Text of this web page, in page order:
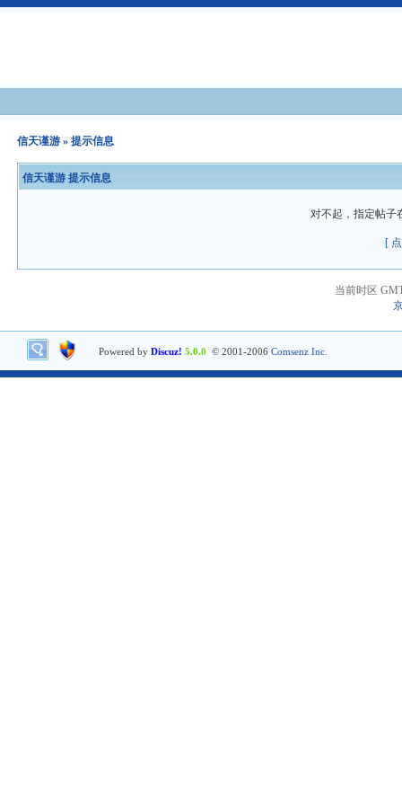
信天谨游 » 提示信息
信天谨游 提示信息
对不起，指定帖子
[
当前时区
Powered by Discuz! 5.0.0 © 2001-2006 Comsenz Inc.